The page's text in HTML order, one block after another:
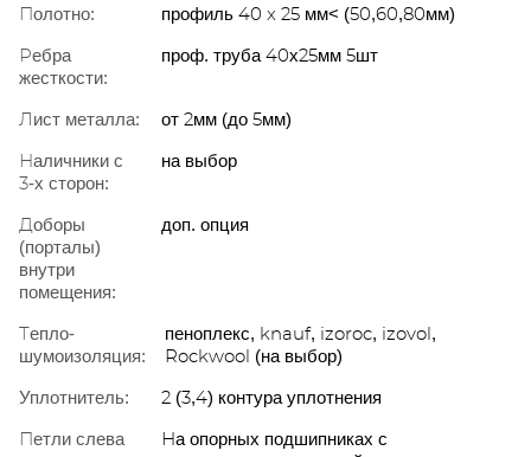
Полотно:
профиль 40 x 25 мм< (50,60,80мм)
Ребра
жесткости:
проф. труба 40х25мм 5шт
Лист металла:
от 2мм (до 5мм)
Наличники с
3-х сторон:
на выбор
Доборы
(порталы)
внутри
помещения:
доп. опция
Тепло-
шумоизоляция:
пеноплекс, knauf, izoroc, izovol,
Rockwool (на выбор)
Уплотнитель:
2 (3,4) контура уплотнения
Петли слева
На опорных подшипниках с